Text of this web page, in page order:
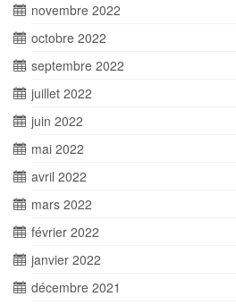
novembre 2022
octobre 2022
septembre 2022
juillet 2022
juin 2022
mai 2022
avril 2022
mars 2022
février 2022
janvier 2022
décembre 2021